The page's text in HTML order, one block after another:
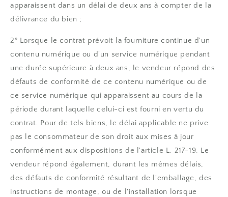
apparaissent dans un délai de deux ans à compter de la
délivrance du bien ;
2° Lorsque le contrat prévoit la fourniture continue d'un
contenu numérique ou d'un service numérique pendant
une durée supérieure à deux ans, le vendeur répond des
défauts de conformité de ce contenu numérique ou de
ce service numérique qui apparaissent au cours de la
période durant laquelle celui-ci est fourni en vertu du
contrat. Pour de tels biens, le délai applicable ne prive
pas le consommateur de son droit aux mises à jour
conformément aux dispositions de l'article L. 217-19. Le
vendeur répond également, durant les mêmes délais,
des défauts de conformité résultant de l'emballage, des
instructions de montage, ou de l'installation lorsque